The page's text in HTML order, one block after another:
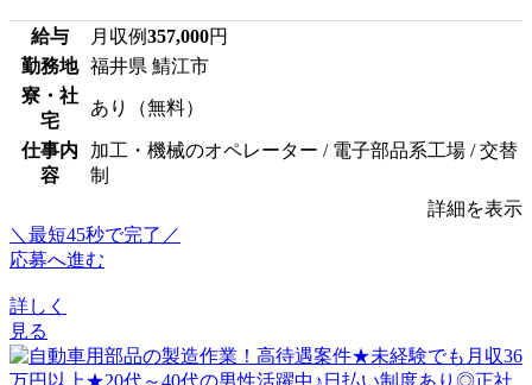
給与 月収例357,000円
勤務地
福井県 鯖江市
寮・社
宅
あり（無料）
仕事内
容
加工・機械のオペレーター / 電子部品系工場 / 交替
制
詳細を表示
＼最短45秒で完了／
応募へ進む
詳しく
見る